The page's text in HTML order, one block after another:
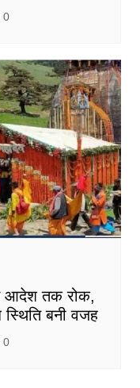
0
आदेश तक रोक,
बनी वजह
0